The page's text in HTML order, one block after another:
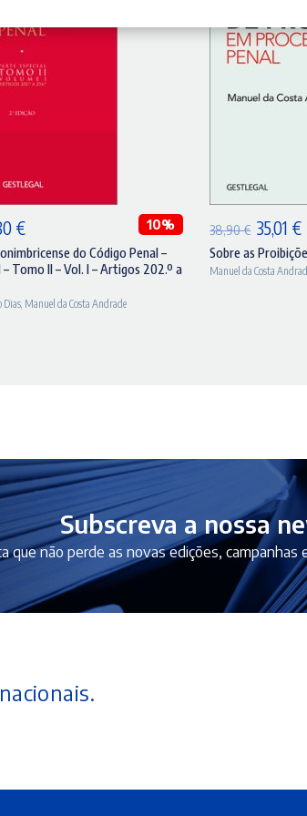
€O
preço
atual
é:
10%
do Código Penal –
Tomo II – Vol. I – Artigos 202.º a
Dias Manuel da Costa Andrade
38,90€ O
preço
original
35,01 €O
Sobre as
Manuel da Costa
Subscreva a nossa
que não perde as novas edições, campanhas